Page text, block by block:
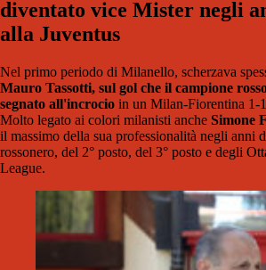
diventato vice Mister negli
alla Juventus
Nel primo periodo di Milanello, scherzava
Mauro Tassotti, sul gol che il campione
segnato all'incrocio in un Milan-Fiorentina 1-
Molto legato ai colori milanisti anche Simone
il massimo della sua professionalità negli anni
rossonero, del 2° posto, del 3° posto e degli
League.